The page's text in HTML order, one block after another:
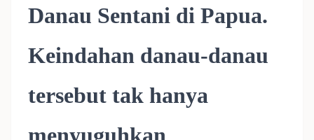
Danau Sentani di Papua.
Keindahan danau-danau
tersebut tak hanya